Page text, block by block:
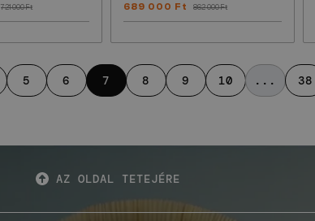
721 000 Ft 689 000 Ft 862 000 Ft
5 6 7 8 9 10 ... 38
AZ OLDAL TETEJÉRE